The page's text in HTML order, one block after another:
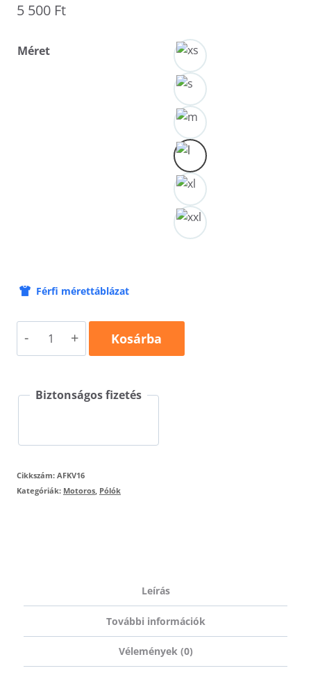
5 500 Ft
Méret
Férfi mérettáblázat
Motoros
mintás
póló
Kosárba
Biztonságos fizetés
Cikkszám: AFKV16
Kategóriák: Motoros, Pólók
Leírás
További információk
Vélemények (0)